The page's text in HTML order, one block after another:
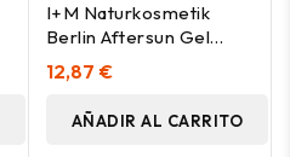
I+M Naturkosmetik
Berlin Aftersun Gel
100Ml
12,87 €
AÑADIR AL CARRITO